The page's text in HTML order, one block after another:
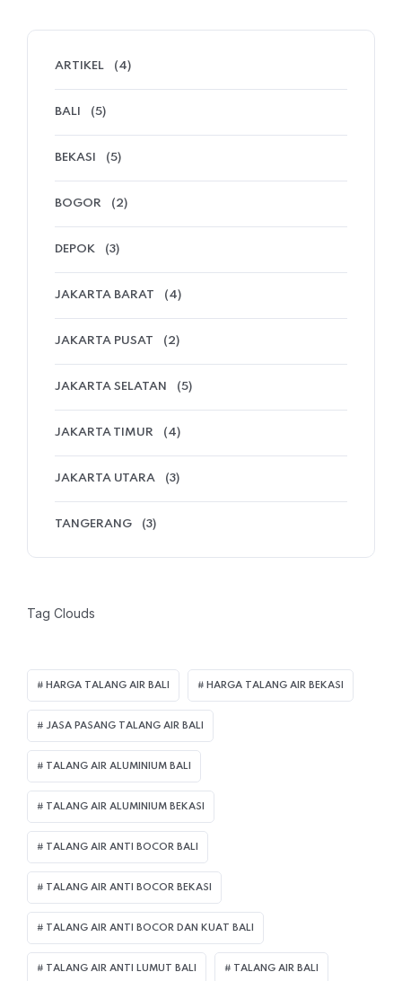
ARTIKEL (4)
BALI (5)
BEKASI (5)
BOGOR (2)
DEPOK (3)
JAKARTA BARAT (4)
JAKARTA PUSAT (2)
JAKARTA SELATAN (5)
JAKARTA TIMUR (4)
JAKARTA UTARA (3)
TANGERANG (3)
Tag Clouds
HARGA TALANG AIR BALI HARGA TALANG AIR BEKASI
JASA PASANG TALANG AIR BALI
TALANG AIR ALUMINIUM BALI
TALANG AIR ALUMINIUM BEKASI
TALANG AIR ANTI BOCOR BALI
TALANG AIR ANTI BOCOR BEKASI
TALANG AIR ANTI BOCOR DAN KUAT BALI
TALANG AIR ANTI LUMUT BALI TALANG AIR BALI